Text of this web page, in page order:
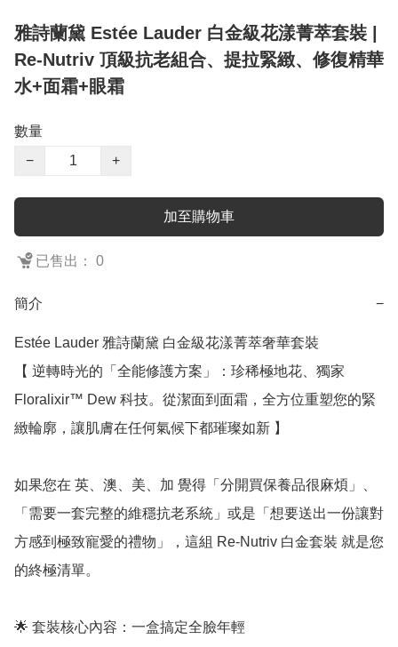
雅詩蘭黛 Estée Lauder 白金級花漾菁萃套裝 |
Re-Nutriv 頂級抗老組合、提拉緊緻、修復精華
水+面霜+眼霜
數量
−
+
加至購物車
已售出： 0
簡介 −
Estée Lauder 雅詩蘭黛 白金級花漾菁萃奢華套裝
【 逆轉時光的「全能修護方案」：珍稀極地花、獨家
Floralixir™ Dew 科技。從潔面到面霜，全方位重塑您的緊
緻輪廓，讓肌膚在任何氣候下都璀璨如新 】
如果您在 英、澳、美、加 覺得「分開買保養品很麻煩」、
「需要一套完整的維穩抗老系統」或是「想要送出一份讓對
方感到極致寵愛的禮物」，這組 Re-Nutriv 白金套裝 就是您
的終極清單。
🌟 套裝核心內容：一盒搞定全臉年輕